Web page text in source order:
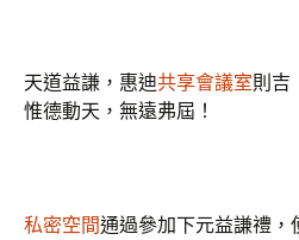
天道益謙，惠迪共享會議室則吉
惟德動天，無遠弗屆！
私密空間通過參加下元益謙禮，